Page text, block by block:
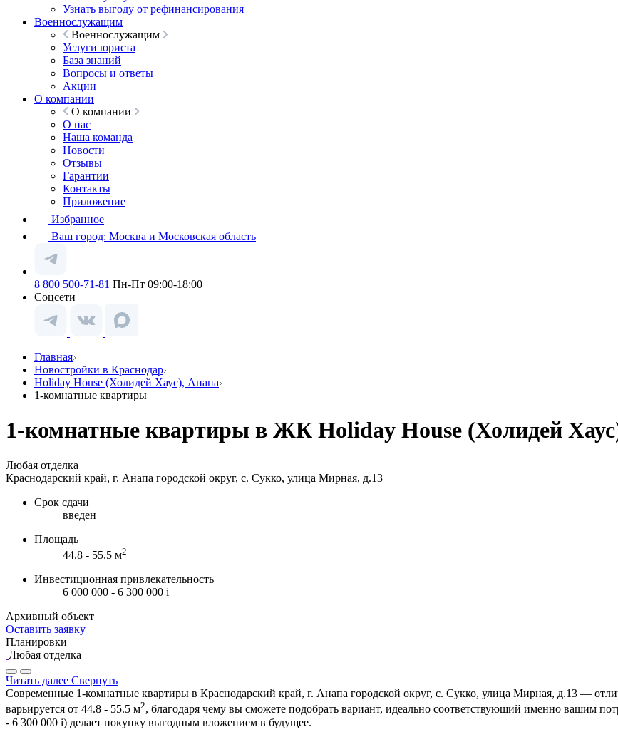
Узнать выгоду от рефинансирования
Военнослужащим
Военнослужащим
Услуги юриста
База знаний
Вопросы и ответы
Акции
О компании
О компании
О нас
Наша команда
Новости
Отзывы
Гарантии
Контакты
Приложение
Избранное
Ваш город: Москва и Московская область
8 800 500-71-81 Пн-Пт 09:00-18:00
Соцсети
Главная
Новостройки в Краснодар
Holiday House (Холидей Хаус), Анапа
1-комнатные квартиры
1-комнатные квартиры в ЖК Holiday House (Холидей
Любая отделка
Краснодарский край, г. Анапа городской округ, с. Сукко, улица Мирная, д.13
Срок сдачи
введен
Площадь
44.8 - 55.5 м2
Инвестиционная привлекательность
6 000 000 - 6 300 000 i
Архивный объект
Оставить заявку
Планировки
Любая отделка
Читать далее Свернуть
Современные 1-комнатные квартиры в Краснодарский край, г. Анапа городской округ, с. Сукко, улица Мирная, д.13 —
варьируется от 44.8 - 55.5 м2, благодаря чему вы сможете подобрать вариант, идеально соответствующий именно вашим
- 6 300 000 i) делает покупку выгодным вложением в будущее.